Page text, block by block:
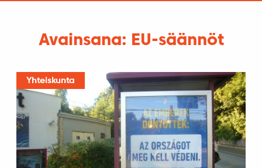
Avainsana: EU-säännöt
Yhteiskunta